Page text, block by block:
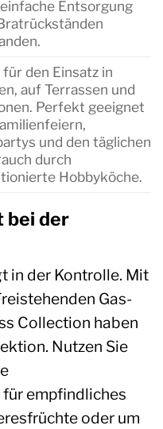
Entsorgung
für den Einsatz in
auf Terrassen und
Perfekt geeignet
und den täglichen
durch
Hobbyköche.
bei der
in der Kontrolle. Mit
Gas-
Collection haben
Nutzen Sie
empfindliches
oder um